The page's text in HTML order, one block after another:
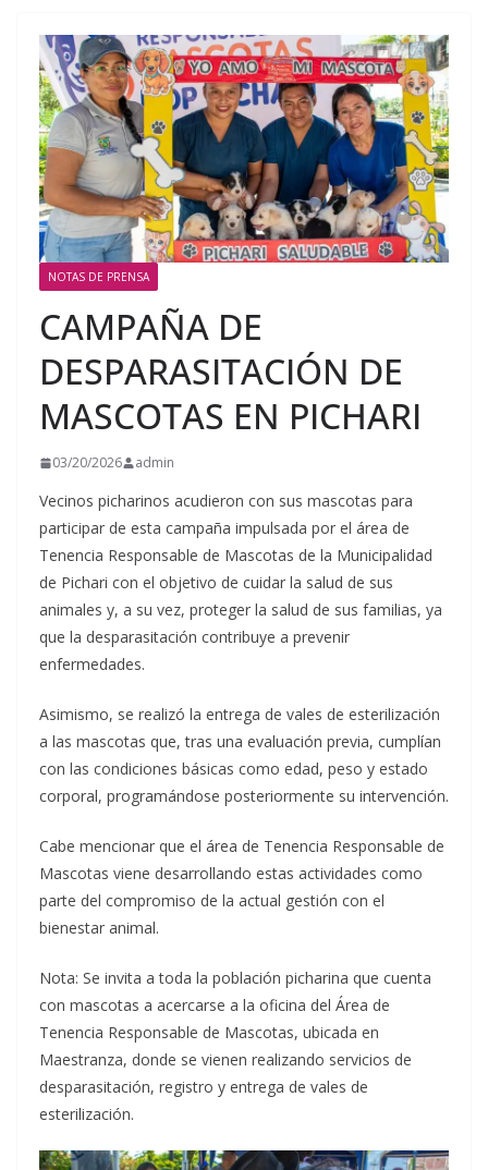
NOTAS DE PRENSA
CAMPAÑA DE
DESPARASITACIÓN DE
MASCOTAS EN PICHARI
03/20/2026 admin
Vecinos picharinos acudieron con sus mascotas para
participar de esta campaña impulsada por el área de
Tenencia Responsable de Mascotas de la Municipalidad
de Pichari con el objetivo de cuidar la salud de sus
animales y, a su vez, proteger la salud de sus familias, ya
que la desparasitación contribuye a prevenir
enfermedades.
Asimismo, se realizó la entrega de vales de esterilización
a las mascotas que, tras una evaluación previa, cumplían
con las condiciones básicas como edad, peso y estado
corporal, programándose posteriormente su intervención.
Cabe mencionar que el área de Tenencia Responsable de
Mascotas viene desarrollando estas actividades como
parte del compromiso de la actual gestión con el
bienestar animal.
Nota: Se invita a toda la población picharina que cuenta
con mascotas a acercarse a la oficina del Área de
Tenencia Responsable de Mascotas, ubicada en
Maestranza, donde se vienen realizando servicios de
desparasitación, registro y entrega de vales de
esterilización.